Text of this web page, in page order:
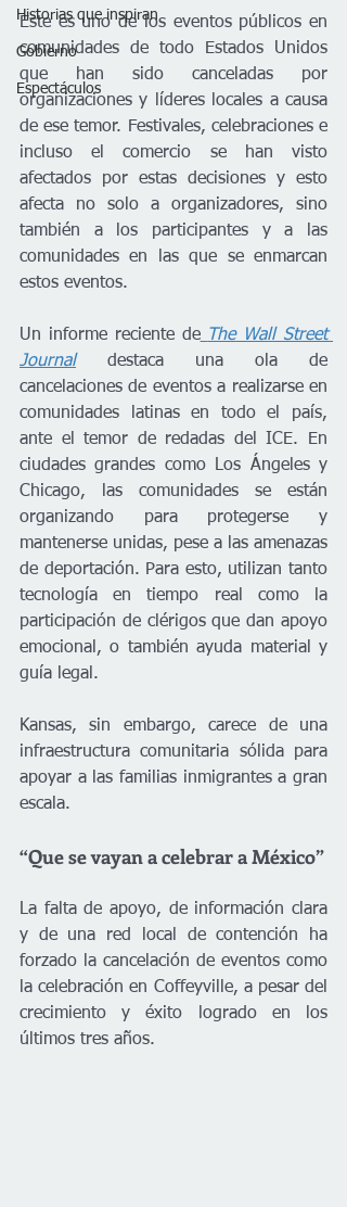
Historias que inspiran
Gobierno
Espectáculos
Este es uno de los eventos públicos en
comunidades de todo Estados Unidos
que han sido canceladas por
organizaciones y líderes locales a causa
de ese temor. Festivales, celebraciones e
incluso el comercio se han visto
afectados por estas decisiones y esto
afecta no solo a organizadores, sino
también a los participantes y a las
comunidades en las que se enmarcan
estos eventos.
Un informe reciente de The Wall Street
Journal destaca una ola de
cancelaciones de eventos a realizarse en
comunidades latinas en todo el país,
ante el temor de redadas del ICE. En
ciudades grandes como Los Ángeles y
Chicago, las comunidades se están
organizando para protegerse y
mantenerse unidas, pese a las amenazas
de deportación. Para esto, utilizan tanto
tecnología en tiempo real como la
participación de clérigos que dan apoyo
emocional, o también ayuda material y
guía legal.
Kansas, sin embargo, carece de una
infraestructura comunitaria sólida para
apoyar a las familias inmigrantes a gran
escala.
“Que se vayan a celebrar a México”
La falta de apoyo, de información clara
y de una red local de contención ha
forzado la cancelación de eventos como
la celebración en Coffeyville, a pesar del
crecimiento y éxito logrado en los
últimos tres años.